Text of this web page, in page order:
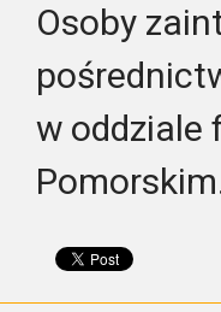
Osoby
w oddziale